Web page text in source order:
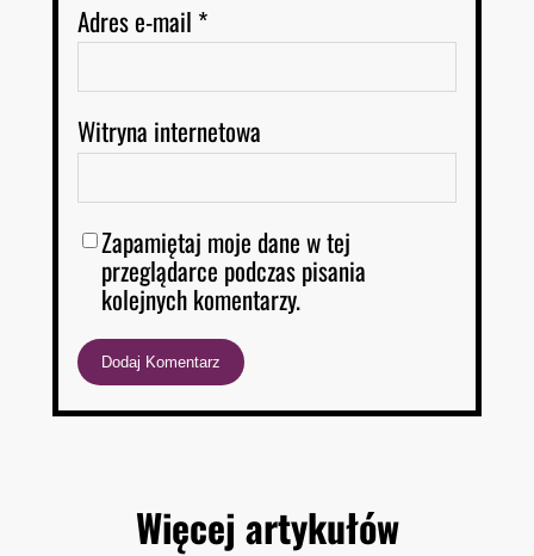
Adres e-mail *
Witryna internetowa
Zapamiętaj moje dane w tej
przeglądarce podczas pisania
kolejnych komentarzy.
Więcej artykułów